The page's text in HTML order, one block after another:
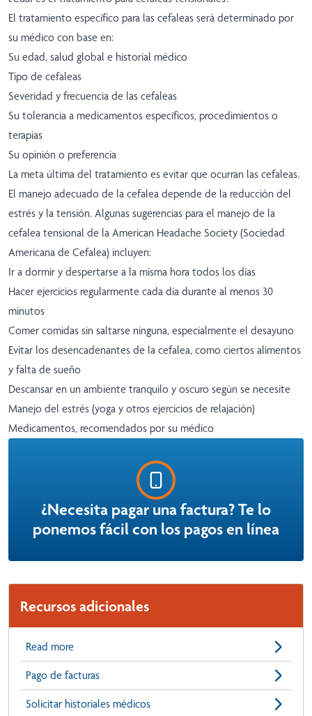
El tratamiento específico para las cefaleas será determinado por
su médico con base en:
Su edad, salud global e historial médico
Tipo de cefaleas
Severidad y frecuencia de las cefaleas
Su tolerancia a medicamentos específicos, procedimientos o
terapias
Su opinión o preferencia
La meta última del tratamiento es evitar que ocurran las cefaleas.
El manejo adecuado de la cefalea depende de la reducción del
estrés y la tensión. Algunas sugerencias para el manejo de la
cefalea tensional de la American Headache Society (Sociedad
Americana de Cefalea) incluyen:
Ir a dormir y despertarse a la misma hora todos los días
Hacer ejercicios regularmente cada día durante al menos 30
minutos
Comer comidas sin saltarse ninguna, especialmente el desayuno
Evitar los desencadenantes de la cefalea, como ciertos alimentos
y falta de sueño
Descansar en un ambiente tranquilo y oscuro según se necesite
Manejo del estrés (yoga y otros ejercicios de relajación)
Medicamentos, recomendados por su médico
¿Necesita pagar una factura? Te lo
ponemos fácil con los pagos en línea
Recursos adicionales
Read more
Pago de facturas
Solicitar historiales médicos